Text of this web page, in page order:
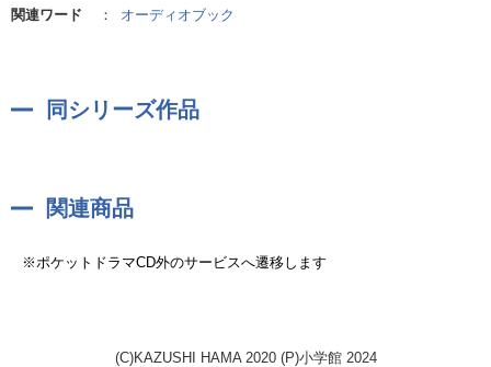
関連ワード
： オーディオブック
同シリーズ作品
関連商品
※ポケットドラマCD外のサービスへ遷移します
(C)KAZUSHI HAMA 2020 (P)小学館 2024